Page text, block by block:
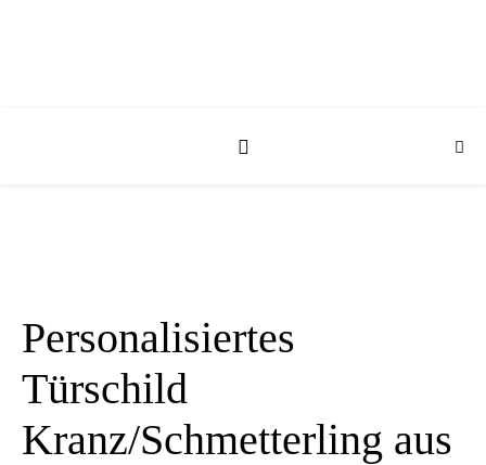
Personalisiertes
Türschild
Kranz/Schmetterling aus